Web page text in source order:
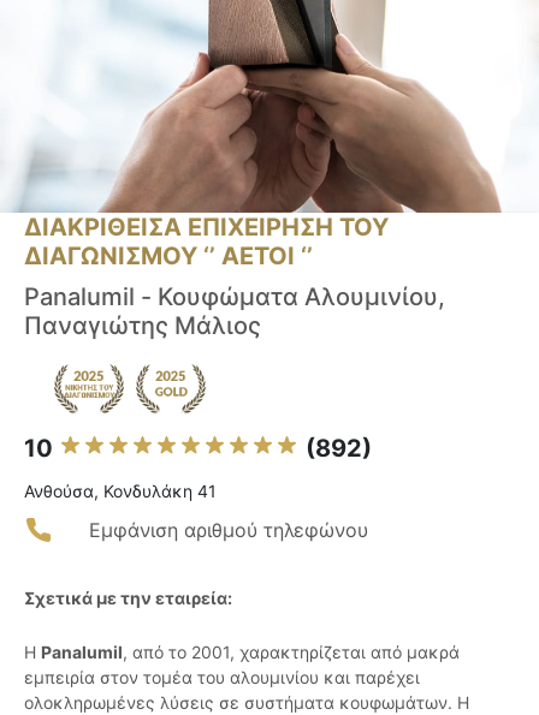
ΔΙΑΚΡΙΘΕΙΣΑ ΕΠΙΧΕΙΡΗΣΗ ΤΟΥ
ΔΙΑΓΩΝΙΣΜΟΥ ‘’ ΑΕΤΟΙ ‘’
Panalumil - Κουφώματα Αλουμινίου,
Παναγιώτης Μάλιος
10 (892)
Ανθούσα, Κονδυλάκη 41
Εμφάνιση αριθμού τηλεφώνου
Σχετικά με την εταιρεία:
Η Panalumil, από το 2001, χαρακτηρίζεται από μακρά
εμπειρία στον τομέα του αλουμινίου και παρέχει
ολοκληρωμένες λύσεις σε συστήματα κουφωμάτων. Η